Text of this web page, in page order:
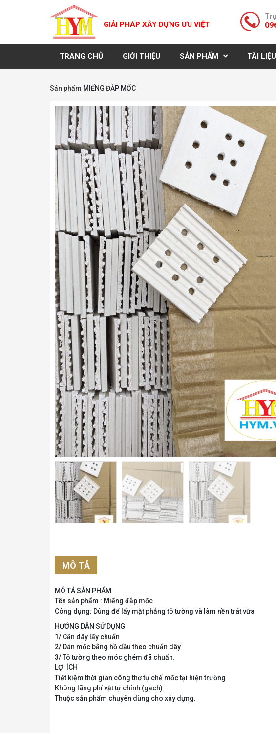
GIẢI PHÁP XÂY DỰNG ƯU VIỆT
TRANG CHỦ GIỚI THIỆU SẢN PHẨM TÀI LIỆU
Sản phẩm MIẾNG ĐẮP MỐC
MÔ TẢ
MÔ TẢ SẢN PHẨM
Tên sản phẩm : Miếng đắp mốc
Công dụng: Dùng để lấy mặt phẳng tô tường và làm nền trát vữa
HƯỚNG DẪN SỬ DỤNG
1/ Căn dây lấy chuẩn
2/ Dán mốc bằng hồ dầu theo chuẩn dây
3/ Tô tường theo móc ghém đã chuẩn.
LỢI ÍCH
Tiết kiệm thời gian công thơ tự chế mốc tại hiện trường
Không lãng phí vật tự chính (gạch)
Thuộc sản phẩm chuyên dùng cho xây dựng.